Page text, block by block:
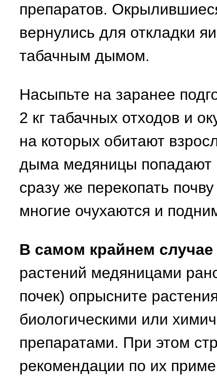
препаратов.
вернулись для откладки
табачным дымом.
Насыпьте на заранее
2 кг табачных отходов и
на которых обитают
дыма медяницы попадают
сразу же перекопать
многие очухаются и
В самом крайнем случае
растений медяницами
почек) опрысните
биологическими или
препаратами. При этом
рекомендации по их